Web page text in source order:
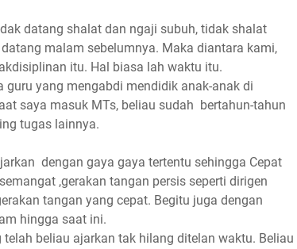
datang shalat dan ngaji subuh, tidak shalat
malam sebelumnya. Maka diantara kami,
itu. Hal biasa lah waktu itu.
yang mengabdi mendidik anak-anak di
saya masuk MTs, beliau sudah bertahun-tahun
tugas lainnya.
dengan gaya gaya tertentu sehingga Cepat
,gerakan tangan persis seperti dirigen
tangan yang cepat. Begitu juga dengan
hingga saat ini.
beliau ajarkan tak hilang ditelan waktu. Beliau